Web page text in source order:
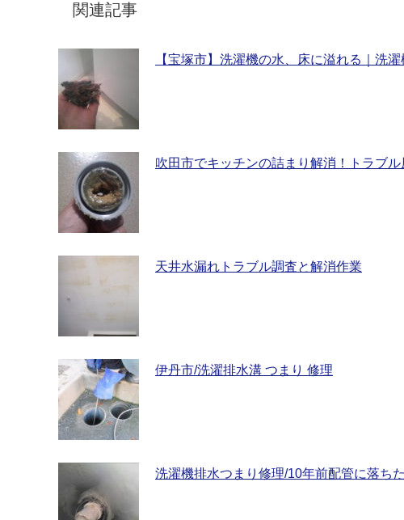
関連記事
【宝塚市】洗濯機の水、床に溢れる｜洗濯
吹田市でキッチンの詰まり解消！トラブ
天井水漏れトラブル調査と解消作業
伊丹市/洗濯排水溝 つまり 修理
洗濯機排水つまり修理/10年前配管に落ち